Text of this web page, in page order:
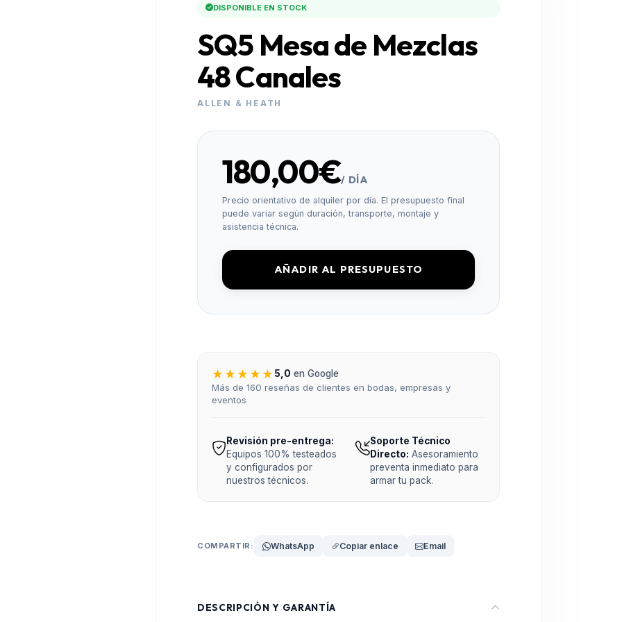
DISPONIBLE EN STOCK
SQ5 Mesa de Mezclas
48 Canales
ALLEN & HEATH
180,00€/ DÍA
Precio orientativo de alquiler por día. El presupuesto final
puede variar según duración, transporte, montaje y
asistencia técnica.
AÑADIR AL PRESUPUESTO
★★★★★ 5,0 en Google
Más de 160 reseñas de clientes en bodas, empresas y
eventos
Revisión pre-entrega:
Equipos 100% testeados
y configurados por
nuestros técnicos.
Soporte Técnico
Directo: Asesoramiento
preventa inmediato para
armar tu pack.
COMPARTIR: WhatsApp Copiar enlace Email
DESCRIPCIÓN Y GARANTÍA